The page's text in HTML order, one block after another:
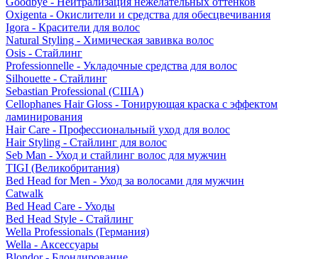
Oxigenta - Окислители и средства для обесцвечивания
Igora - Красители для волос
Natural Styling - Химическая завивка волос
Osis - Стайлинг
Professionnelle - Укладочные средства для волос
Silhouette - Стайлинг
Sebastian Professional (США)
Cellophanes Hair Gloss - Тонирующая краска с эффектом
ламинирования
Hair Care - Профессиональный уход для волос
Hair Styling - Стайлинг для волос
Seb Man - Уход и стайлинг волос для мужчин
TIGI (Великобритания)
Bed Head for Men - Уход за волосами для мужчин
Catwalk
Bed Head Care - Уходы
Bed Head Style - Стайлинг
Wella Professionals (Германия)
Wella - Аксессуары